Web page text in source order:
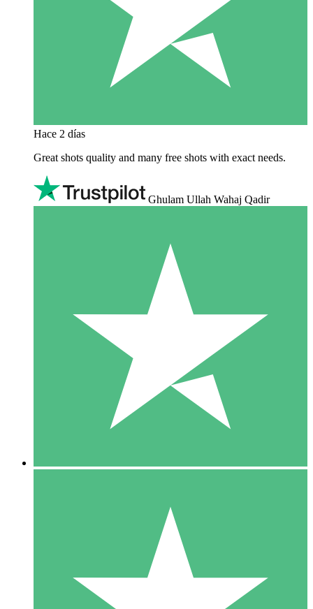
Hace 2 días
Great shots quality and many free shots with exact needs.
Ghulam Ullah Wahaj Qadir